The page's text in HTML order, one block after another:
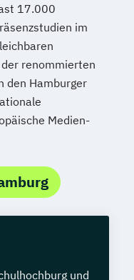
17.000
im
renommierten
den Hamburger
Medien-
und